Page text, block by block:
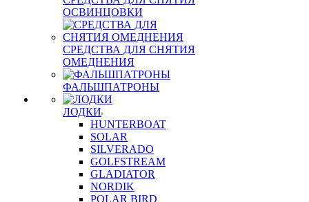
ОСВИНЦОВКИ
СРЕДСТВА ДЛЯ СНЯТИЯ
ОМЕДНЕНИЯ
ФАЛЬШПАТРОНЫ
ЛОДКИ
HUNTERBOAT
SOLAR
SILVERADO
GOLFSTREAM
GLADIATOR
NORDIK
POLAR BIRD